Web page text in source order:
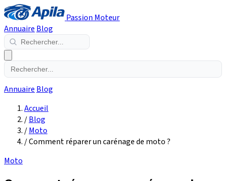
Passion Moteur
Annuaire Blog
Annuaire Blog
Accueil
/Blog
/Moto
/Comment réparer un carénage de moto ?
Moto